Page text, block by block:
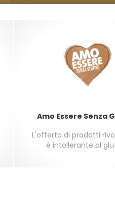
Amo Essere Senza
L'offerta di prodotti
è intollerante al